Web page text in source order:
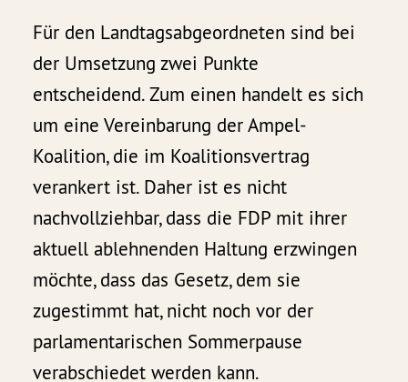
Für den Landtagsabgeordneten sind bei
der Umsetzung zwei Punkte
entscheidend. Zum einen handelt es sich
um eine Vereinbarung der Ampel-
Koalition, die im Koalitionsvertrag
verankert ist. Daher ist es nicht
nachvollziehbar, dass die FDP mit ihrer
aktuell ablehnenden Haltung erzwingen
möchte, dass das Gesetz, dem sie
zugestimmt hat, nicht noch vor der
parlamentarischen Sommerpause
verabschiedet werden kann.